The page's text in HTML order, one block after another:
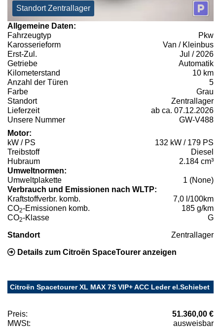
Standort Zentrallager
Allgemeine Daten:
Fahrzeugtyp
Pkw
Karosserieform
Van / Kleinbus
Erst-Zul.
Jul / 2026
Getriebe
Automatik
Kilometerstand
10 km
Anzahl der Türen
5
Farbe
Grau
Standort
Zentrallager
Lieferzeit
ab ca. 07.12.2026
Unsere Nummer
GW-V488
Motor:
kW / PS
132 kW / 179 PS
Treibstoff
Diesel
Hubraum
2.184 cm³
Umweltnormen:
Umweltplakette
1 (None)
Verbrauch und Emissionen nach WLTP:
Kraftstoffverbr. komb.
7,0 l/100km
CO2-Emissionen komb.
185 g/km
CO2-Klasse G
Standort Zentrallager
Details zum Citroën SpaceTourer anzeigen
Citroën Spacetourer XL MAX 7S VIP+ ACC Leder el.Schiebet
Preis:
51.360,00 €
MWSt:
ausweisbar